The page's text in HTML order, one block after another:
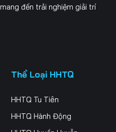
đến trải nghiệm giải trí
Thể Loại HHTQ
HHTQ Tu Tiên
HHTQ Hành Động